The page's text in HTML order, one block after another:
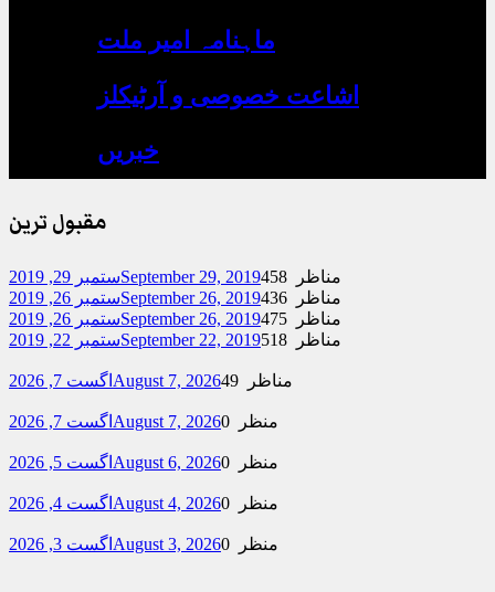
ماہنامہ امیر ملت
اشاعت خصوصی و آرٹیکلز
خبریں
مقبول ترین
ستمبر 29, 2019September 29, 2019
458 مناظر
ستمبر 26, 2019September 26, 2019
436 مناظر
ستمبر 26, 2019September 26, 2019
475 مناظر
ستمبر 22, 2019September 22, 2019 518 مناظر
اگست 7, 2026 August 7, 2026 49 مناظر
اگست 7, 2026 August 7, 2026 0 منظر
اگست 5, 2026 August 6, 2026 0 منظر
اگست 4, 2026 August 4, 2026 0 منظر
اگست 3, 2026 August 3, 2026 0 منظر